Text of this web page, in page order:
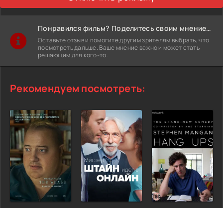
Понравился фильм? Поделитесь своим мнением!
Оставьте отзыв и помогите другим зрителям выбрать, что
посмотреть дальше. Ваше мнение важно и может стать
решающим для кого-то.
Рекомендуем посмотреть: